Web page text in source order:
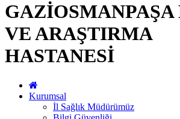
VE ARAŞTIRMA
HASTANESİ
Kurumsal
İl Sağlık Müdürümüz